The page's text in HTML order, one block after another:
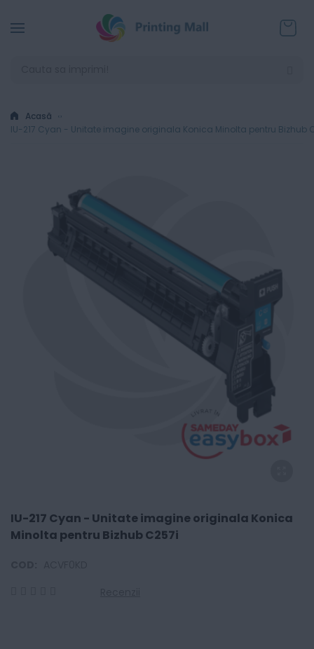
Acasă
IU-217 Cyan - Unitate imagine originala Konica Minolta pentru Bizhub
IU-217 Cyan - Unitate imagine originala Konica
Minolta pentru Bizhub C257i